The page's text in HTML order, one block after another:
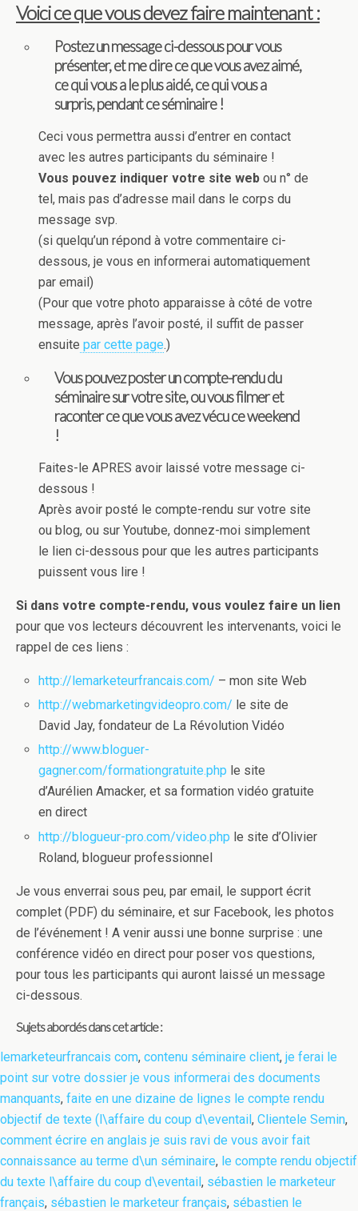
Voici ce que vous devez faire maintenant :
Postez un message ci-dessous pour vous
présenter, et me dire ce que vous avez aimé,
ce qui vous a le plus aidé, ce qui vous a
surpris, pendant ce séminaire !
Ceci vous permettra aussi d’entrer en contact
avec les autres participants du séminaire !
Vous pouvez indiquer votre site web ou n° de
tel, mais pas d’adresse mail dans le corps du
message svp.
(si quelqu’un répond à votre commentaire ci-
dessous, je vous en informerai automatiquement
par email)
(Pour que votre photo apparaisse à côté de votre
message, après l’avoir posté, il suffit de passer
ensuite par cette page.)
Vous pouvez poster un compte-rendu du
séminaire sur votre site, ou vous filmer et
raconter ce que vous avez vécu ce weekend
!
Faites-le APRES avoir laissé votre message ci-
dessous !
Après avoir posté le compte-rendu sur votre site
ou blog, ou sur Youtube, donnez-moi simplement
le lien ci-dessous pour que les autres participants
puissent vous lire !
Si dans votre compte-rendu, vous voulez faire un lien
pour que vos lecteurs découvrent les intervenants, voici le
rappel de ces liens :
http://lemarketeurfrancais.com/ – mon site Web
http://webmarketingvideopro.com/ le site de
David Jay, fondateur de La Révolution Vidéo
http://www.bloguer-
gagner.com/formationgratuite.php le site
d’Aurélien Amacker, et sa formation vidéo gratuite
en direct
http://blogueur-pro.com/video.php le site d’Olivier
Roland, blogueur professionnel
Je vous enverrai sous peu, par email, le support écrit
complet (PDF) du séminaire, et sur Facebook, les photos
de l’événement ! A venir aussi une bonne surprise : une
conférence vidéo en direct pour poser vos questions,
pour tous les participants qui auront laissé un message
ci-dessous.
Sujets abordés dans cet article :
lemarketeurfrancais com, contenu séminaire client, je ferai le
point sur votre dossier je vous informerai des documents
manquants, faite en une dizaine de lignes le compte rendu
objectif de texte (l\affaire du coup d\eventail, Clientele Semin,
comment écrire en anglais je suis ravi de vous avoir fait
connaissance au terme d\un séminaire, le compte rendu objectif
du texte l\affaire du coup d\eventail, sébastien le marketeur
français, sébastien le marketeur français, sébastien le